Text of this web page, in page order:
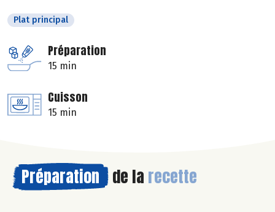
Plat principal
Préparation
15 min
Cuisson
15 min
Préparation de la recette